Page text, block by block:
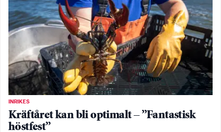
INRIKES
Kräftåret kan bli optimalt – ”Fantastisk
höstfest”